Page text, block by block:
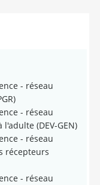
- réseau
- réseau
(DEV-GEN)
- réseau
récepteurs
- réseau